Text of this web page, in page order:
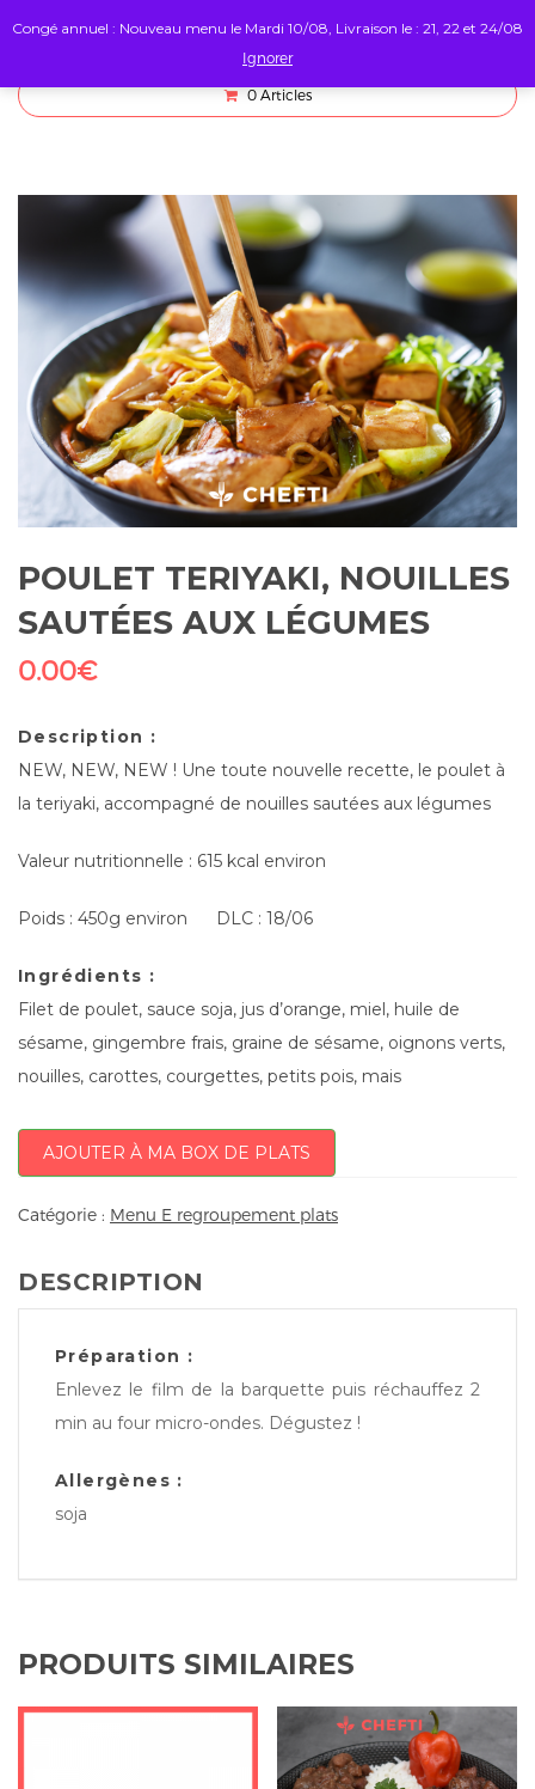
0 Articles
POULET TERIYAKI, NOUILLES
SAUTÉES AUX LÉGUMES
0.00€
Description :
NEW, NEW, NEW ! Une toute nouvelle recette, le poulet à
la teriyaki, accompagné de nouilles sautées aux légumes
Valeur nutritionnelle : 615 kcal environ
Poids : 450g environ DLC : 18/06
Ingrédients :
Filet de poulet, sauce soja, jus d’orange, miel, huile de
sésame, gingembre frais, graine de sésame, oignons verts,
nouilles, carottes, courgettes, petits pois, mais
AJOUTER À MA BOX DE PLATS
Catégorie : Menu E regroupement plats
DESCRIPTION
Préparation :
Enlevez le film de la barquette puis réchauffez 2
min au four micro-ondes. Dégustez !
Allergènes :
soja
PRODUITS SIMILAIRES
Congé annuel : Nouveau menu le Mardi 10/08, Livraison le : 21, 22 et 24/08
Ignorer